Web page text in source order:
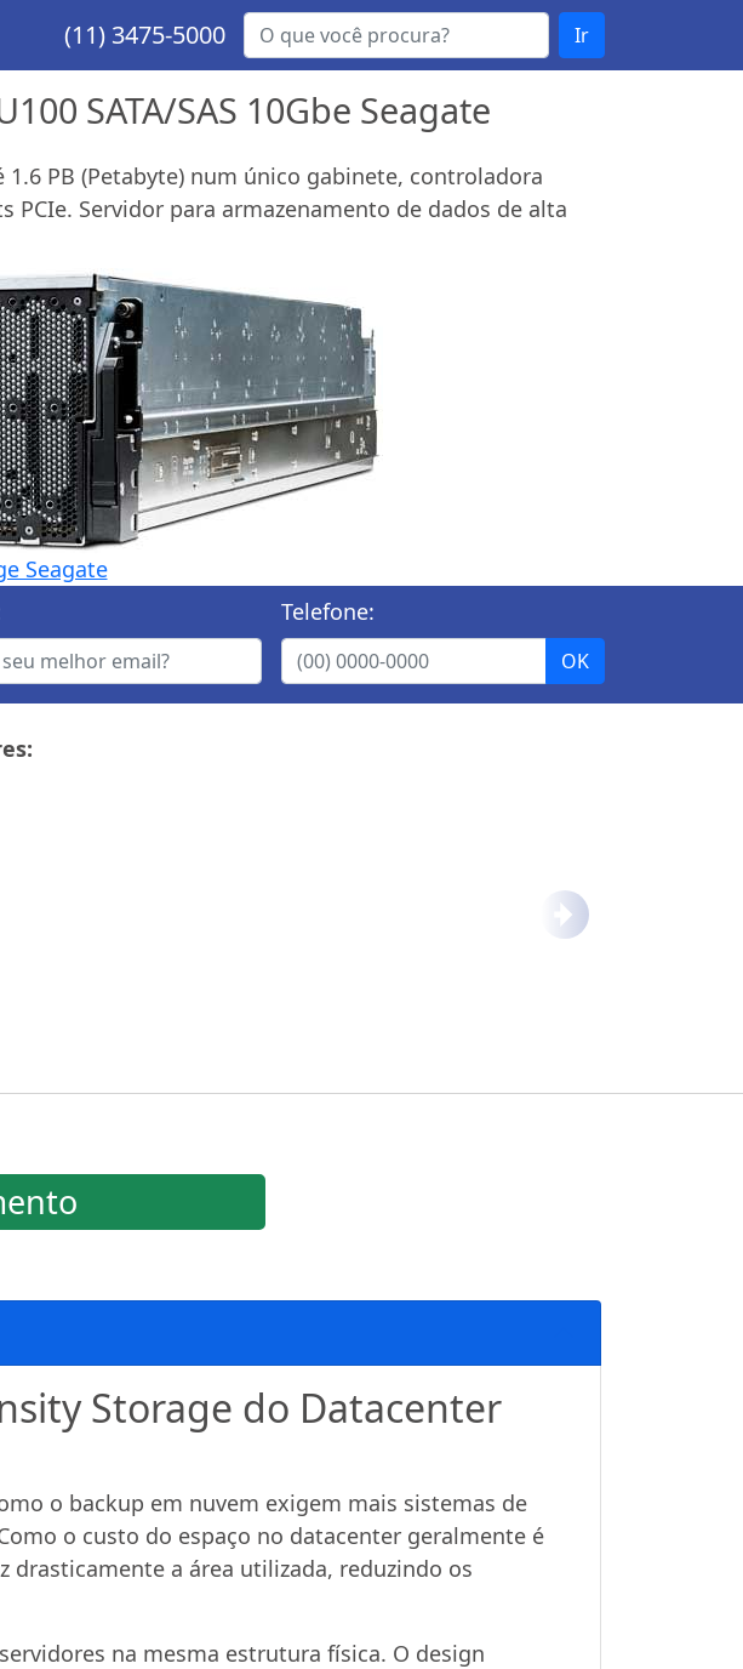
(11) 3475-5000 Ir
SATA/SAS 10Gbe Seagate
1.6 PB (Petabyte) num único gabinete, controladora
PCIe. Servidor para armazenamento de dados de alta
Seagate
Telefone:
Próximo
Storage do Datacenter
o backup em nuvem exigem mais sistemas de
o custo do espaço no datacenter geralmente é
drasticamente a área utilizada, reduzindo os
na mesma estrutura física. O design